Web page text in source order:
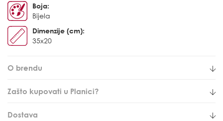
Boja:
Bijela
Dimenzije (cm):
35x20
O brendu
Zašto kupovati u Planici?
Dostava